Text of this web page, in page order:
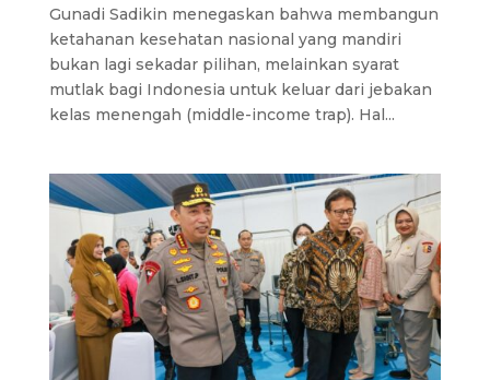
Gunadi Sadikin menegaskan bahwa membangun
ketahanan kesehatan nasional yang mandiri
bukan lagi sekadar pilihan, melainkan syarat
mutlak bagi Indonesia untuk keluar dari jebakan
kelas menengah (middle-income trap). Hal...